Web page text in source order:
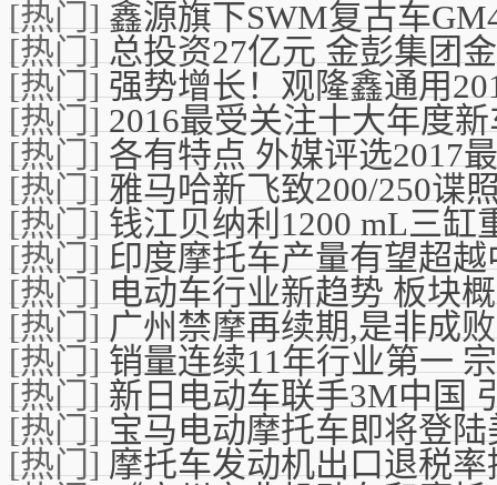
[热门]鑫源旗下SWM复古车
[热门]总投资27亿元 金彭集团
[热门]强势增长！观隆鑫通用
[热门]2016最受关注十大年度
[热门]各有特点 外媒评选2017
[热门]雅马哈新飞致200/250谍
[热门]钱江贝纳利1200 mL三缸
[热门]印度摩托车产量有望超越
[热门]电动车行业新趋势 板块
[热门]广州禁摩再续期,是非成
[热门]销量连续11年行业第一
[热门]新日电动车联手3M中国
[热门]宝马电动摩托车即将登
[热门]摩托车发动机出口退税率